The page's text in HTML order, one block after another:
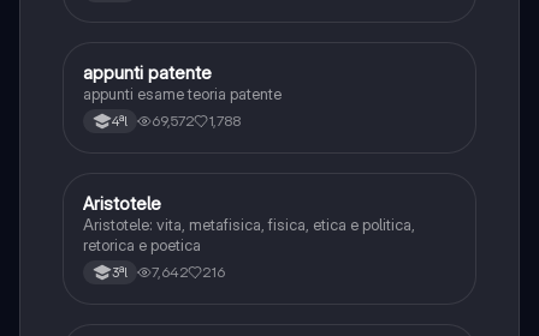
Altro
appunti patente
appunti esame teoria patente
4ªl 69,572 1,788
Filosofia
Aristotele
Aristotele: vita, metafisica, fisica, etica e politica,
retorica e poetica
3ªl 7,642 216